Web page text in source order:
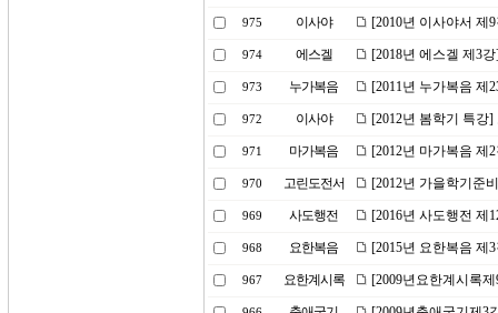
975 이사야 [2010년 이사야서 제
974 에스겔 [2018년 에스겔 제3
973 누가복음 [2011년 누가복음 제
972 이사야 [2012년 봄학기 특강
971 마가복음 [2012년 마가복음 제
970 고린도전서 [2012년 가을학기준
969 사도행전 [2016년 사도행전 제
968 요한복음 [2015년 요한복음 제
967 요한계시록 [2009년요한계시록